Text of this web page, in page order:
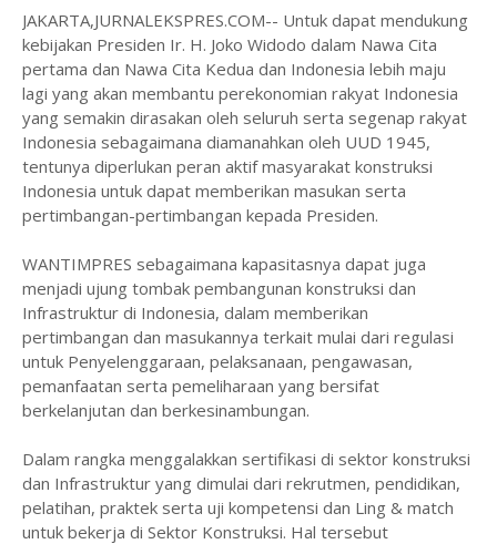
JAKARTA,JURNALEKSPRES.COM-- Untuk dapat mendukung
kebijakan Presiden Ir. H. Joko Widodo dalam Nawa Cita
pertama dan Nawa Cita Kedua dan Indonesia lebih maju
lagi yang akan membantu perekonomian rakyat Indonesia
yang semakin dirasakan oleh seluruh serta segenap rakyat
Indonesia sebagaimana diamanahkan oleh UUD 1945,
tentunya diperlukan peran aktif masyarakat konstruksi
Indonesia untuk dapat memberikan masukan serta
pertimbangan-pertimbangan kepada Presiden.
WANTIMPRES sebagaimana kapasitasnya dapat juga
menjadi ujung tombak pembangunan konstruksi dan
Infrastruktur di Indonesia, dalam memberikan
pertimbangan dan masukannya terkait mulai dari regulasi
untuk Penyelenggaraan, pelaksanaan, pengawasan,
pemanfaatan serta pemeliharaan yang bersifat
berkelanjutan dan berkesinambungan.
Dalam rangka menggalakkan sertifikasi di sektor konstruksi
dan Infrastruktur yang dimulai dari rekrutmen, pendidikan,
pelatihan, praktek serta uji kompetensi dan Ling & match
untuk bekerja di Sektor Konstruksi. Hal tersebut